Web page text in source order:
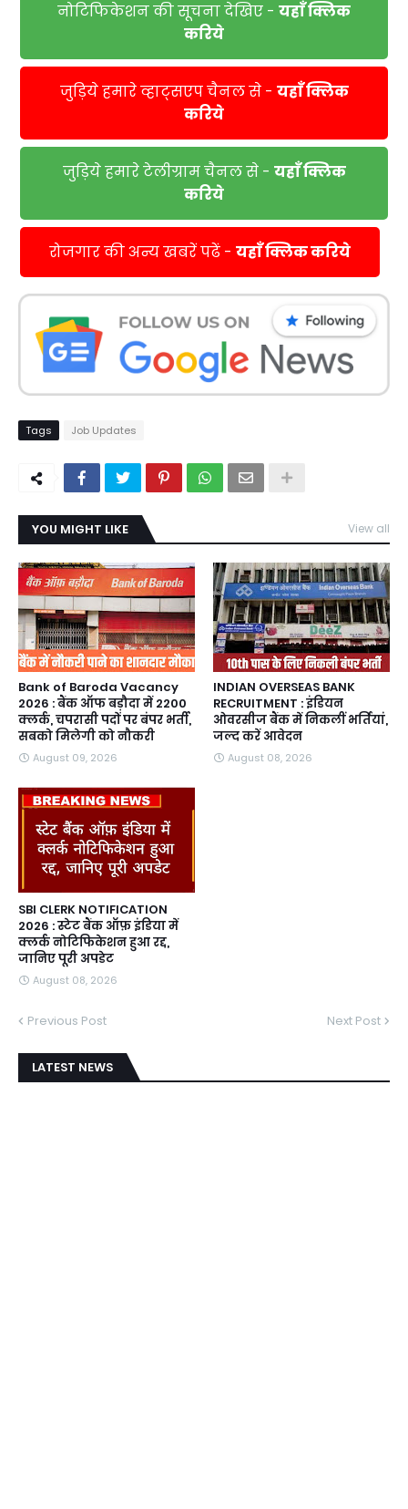
नोटिफिकेशन की सूचना देखिए - यहाँ क्लिक
करिये
जुड़िये हमारे व्हाट्सएप चैनल से - यहाँ क्लिक
करिये
जुड़िये हमारे टेलीग्राम चैनल से - यहाँ क्लिक
करिये
रोजगार की अन्य खबरें पढें - यहाँ क्लिक करिये
Tags Job Updates
YOU MIGHT LIKE View all
Bank of Baroda Vacancy
2026 : बैंक ऑफ बड़ौदा में 2200
क्लर्क, चपरासी पदों पर बंपर भर्ती,
सबको मिलेगी को नौकरी
August 09, 2026
INDIAN OVERSEAS BANK
RECRUITMENT : इंडियन
ओवरसीज बैंक में निकलीं भर्तियां,
जल्द करें आवेदन
August 08, 2026
SBI CLERK NOTIFICATION
2026 : स्टेट बैंक ऑफ़ इंडिया में
क्लर्क नोटिफिकेशन हुआ रद्द,
जानिए पूरी अपडेट
August 08, 2026
Previous Post Next Post
LATEST NEWS